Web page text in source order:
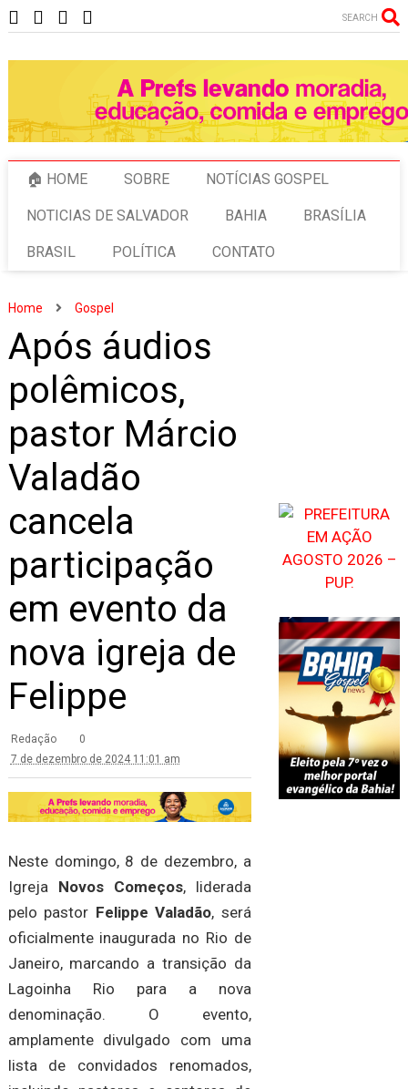
SEARCH
🏠 HOME SOBRE NOTÍCIAS GOSPEL
NOTICIAS DE SALVADOR BAHIA BRASÍLIA
BRASIL POLÍTICA CONTATO
Home Gospel
Após áudios
polêmicos,
pastor Márcio
Valadão
cancela
participação
em evento da
nova igreja de
Felippe
Redação
0
7 de dezembro de 2024 11:01 am
Neste domingo, 8 de dezembro, a
Igreja Novos Começos, liderada
pelo pastor Felippe Valadão, será
oficialmente inaugurada no Rio de
Janeiro, marcando a transição da
Lagoinha Rio para a nova
denominação. O evento,
amplamente divulgado com uma
lista de convidados renomados,